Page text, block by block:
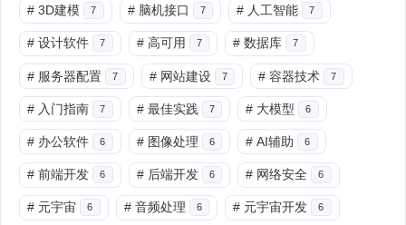
# 3D建模 7 # 脑机接口 7 # 人工智能 7
# 设计软件 7 # 高可用 7 # 数据库 7
# 服务器配置 7 # 网站建设 7 # 容器技术 7
# 入门指南 7 # 最佳实践 7 # 大模型 6
# 办公软件 6 # 图像处理 6 # AI辅助 6
# 前端开发 6 # 后端开发 6 # 网络安全 6
# 元宇宙 6 # 音频处理 6 # 元宇宙开发 6